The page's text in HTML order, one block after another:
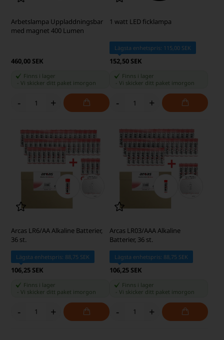
Arbetslampa Uppladdningsbar
med magnet 400 Lumen
460,00 SEK
Finns i lager
-Vi skicker ditt paket imorgon
- +
1 watt LED ficklampa
Lägsta enhetspris: 115,00 SEK
152,50 SEK
Finns i lager
Vi skicker ditt paket imorgon
- +
Arcas LR6/AA Alkaline Batterier,
36 st.
Lägsta enhetspris: 88,75 SEK
106,25 SEK
Finns i lager
-Vi skicker ditt paket imorgon
- +
Arcas LR03/AAA Alkaline
Batterier, 36 st.
Lägsta enhetspris: 88,75 SEK
106,25 SEK
Finns i lager
Vi skicker ditt paket imorgon
- +